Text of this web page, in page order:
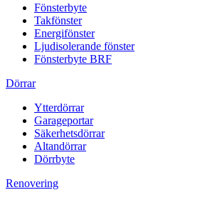
Fönsterbyte
Takfönster
Energifönster
Ljudisolerande fönster
Fönsterbyte BRF
Dörrar
Ytterdörrar
Garageportar
Säkerhetsdörrar
Altandörrar
Dörrbyte
Renovering